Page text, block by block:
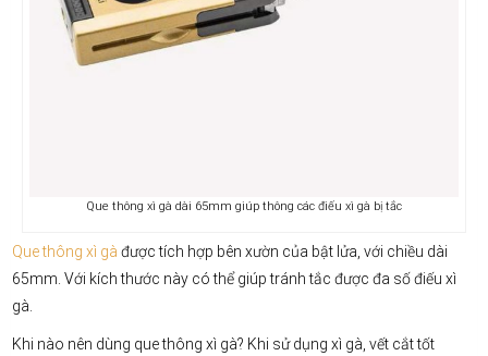
Que thông xì gà dài 65mm giúp thông các điếu xì gà bị tắc
Que thông xì gà được tích hợp bên xườn của bật lửa, với chiều dài
65mm. Với kích thước này có thể giúp tránh tắc được đa số điếu xì
gà.
Khi nào nên dùng que thông xì gà? Khi sử dụng xì gà, vết cắt tốt